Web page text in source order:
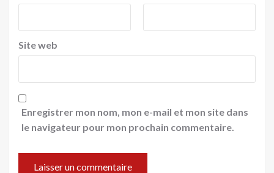
Site web
Enregistrer mon nom, mon e-mail et mon site dans
le navigateur pour mon prochain commentaire.